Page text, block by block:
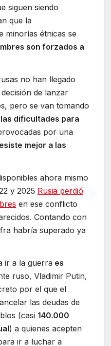
siguen siendo
que la
minorías étnicas se
son forzados a
no han llegado
de lanzar
pero se van tomando
las dificultades para
por una
mejor a las
ahora mismo
y 2025 Rusia perdió
en ese conflicto
Contando con
habría superado ya
ir a la guerra es
ruso, Vladimir Putin,
por el que el
las deudas de
(casi 140.000
) a quienes acepten
ir a luchar a